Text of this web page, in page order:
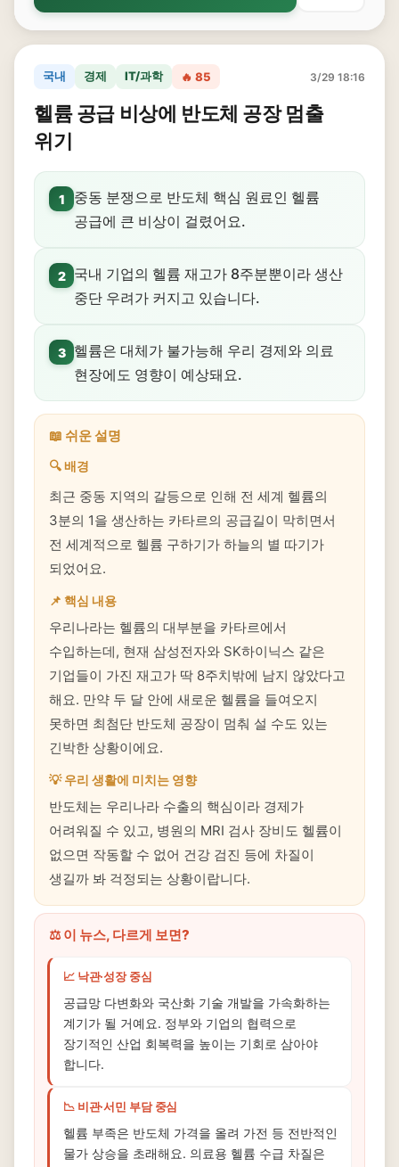
국내 경제 IT/과학 🔥 85 3/29 18:16
헬륨 공급 비상에 반도체 공장 멈출
위기
1
중동 분쟁으로 반도체 핵심 원료인 헬륨
공급에 큰 비상이 걸렸어요.
2
국내 기업의 헬륨 재고가 8주분뿐이라 생산
중단 우려가 커지고 있습니다.
3
헬륨은 대체가 불가능해 우리 경제와 의료
현장에도 영향이 예상돼요.
📖 쉬운 설명
🔍 배경
최근 중동 지역의 갈등으로 인해 전 세계 헬륨의
3분의 1을 생산하는 카타르의 공급길이 막히면서
전 세계적으로 헬륨 구하기가 하늘의 별 따기가
되었어요.
📌 핵심 내용
우리나라는 헬륨의 대부분을 카타르에서
수입하는데, 현재 삼성전자와 SK하이닉스 같은
기업들이 가진 재고가 딱 8주치밖에 남지 않았다고
해요. 만약 두 달 안에 새로운 헬륨을 들여오지
못하면 최첨단 반도체 공장이 멈춰 설 수도 있는
긴박한 상황이에요.
💡 우리 생활에 미치는 영향
반도체는 우리나라 수출의 핵심이라 경제가
어려워질 수 있고, 병원의 MRI 검사 장비도 헬륨이
없으면 작동할 수 없어 건강 검진 등에 차질이
생길까 봐 걱정되는 상황이랍니다.
⚖️ 이 뉴스, 다르게 보면?
📈 낙관·성장 중심
공급망 다변화와 국산화 기술 개발을 가속화하는
계기가 될 거예요. 정부와 기업의 협력으로
장기적인 산업 회복력을 높이는 기회로 삼아야
합니다.
📉 비관·서민 부담 중심
헬륨 부족은 반도체 가격을 올려 가전 등 전반적인
물가 상승을 초래해요. 의료용 헬륨 수급 차질은